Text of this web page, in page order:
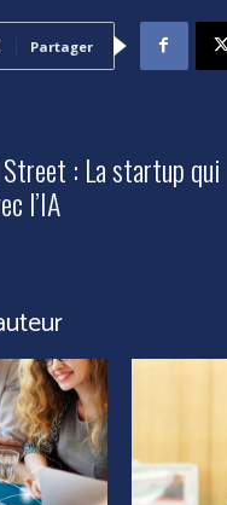
Partager
: La startup qui
l’IA